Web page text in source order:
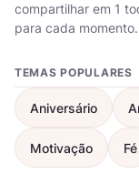
compartilhar em 1
para cada momento.
TEMAS POPULARES
Aniversário
Motivação Fé